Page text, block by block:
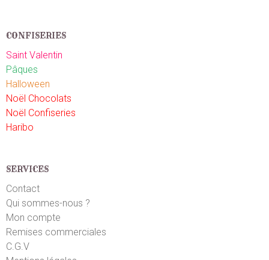
CONFISERIES
Saint Valentin
Pâques
Halloween
Noël Chocolats
Noël Confiseries
Haribo
SERVICES
Contact
Qui sommes-nous ?
Mon compte
Remises commerciales
C.G.V